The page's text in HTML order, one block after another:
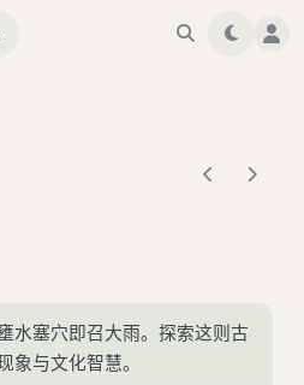
水塞穴即召大雨。探索这则古
象与文化智慧。